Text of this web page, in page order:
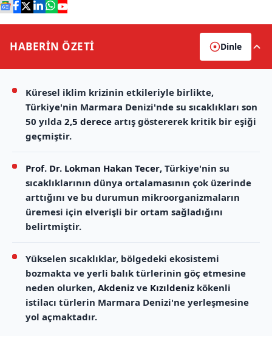
HABERİN ÖZETİ Dinle
Küresel iklim krizinin etkileriyle birlikte,
Türkiye'nin Marmara Denizi'nde su sıcaklıkları son
50 yılda 2,5 derece artış göstererek kritik bir eşiği
geçmiştir.
Prof. Dr. Lokman Hakan Tecer, Türkiye'nin su
sıcaklıklarının dünya ortalamasının çok üzerinde
arttığını ve bu durumun mikroorganizmaların
üremesi için elverişli bir ortam sağladığını
belirtmiştir.
Yükselen sıcaklıklar, bölgedeki ekosistemi
bozmakta ve yerli balık türlerinin göç etmesine
neden olurken, Akdeniz ve Kızıldeniz kökenli
istilacı türlerin Marmara Denizi'ne yerleşmesine
yol açmaktadır.